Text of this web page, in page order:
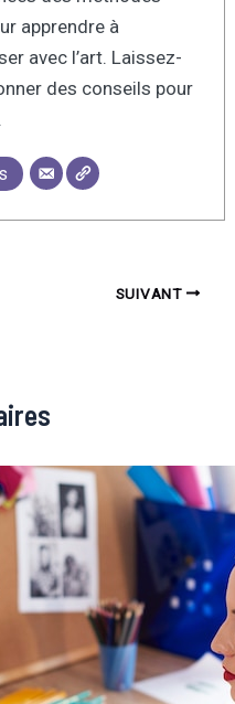
apprendre à
avec l’art. Laissez-
des conseils pour
SUIVANT